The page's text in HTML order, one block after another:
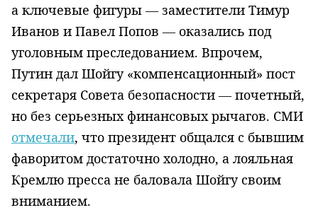
а ключевые фигуры — заместители Тимур
Иванов и Павел Попов — оказались под
уголовным преследованием. Впрочем,
Путин дал Шойгу «компенсационный» пост
секретаря Совета безопасности — почетный,
но без серьезных финансовых рычагов. СМИ
отмечали, что президент общался с бывшим
фаворитом достаточно холодно, а лояльная
Кремлю пресса не баловала Шойгу своим
вниманием.